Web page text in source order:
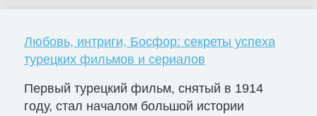
Любовь, интриги, Босфор: секреты успеха
турецких фильмов и сериалов
Первый турецкий фильм, снятый в 1914
году, стал началом большой истории